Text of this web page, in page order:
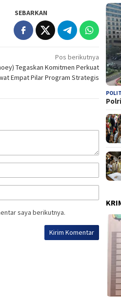
SEBARKAN
Pos berikutnya
Tegaskan Komitmen Perkuat
Empat Pilar Program Strategis
saya berikutnya.